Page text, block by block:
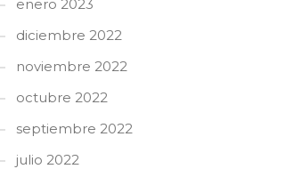
enero 2023
diciembre 2022
noviembre 2022
octubre 2022
septiembre 2022
julio 2022